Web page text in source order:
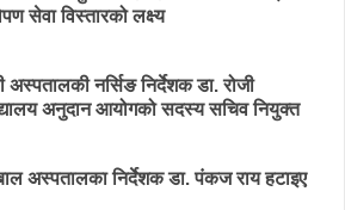
सेवा विस्तारको लक्ष्य
अस्पतालकी नर्सिङ निर्देशक डा. रोजी
अनुदान आयोगको सदस्य सचिव नियुक्त
अस्पतालका निर्देशक डा. पंकज राय हटाइए